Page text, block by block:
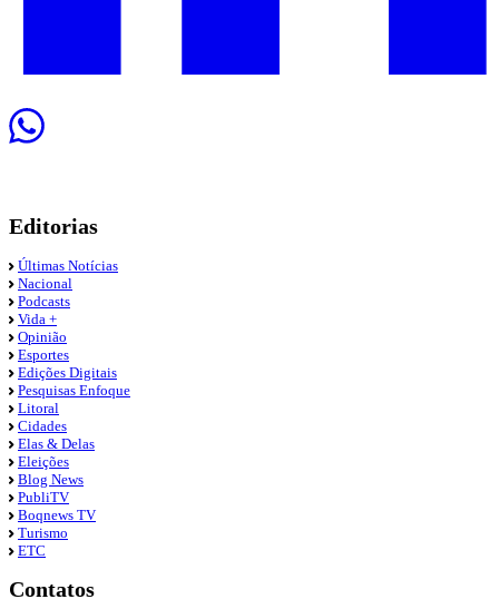
Editorias
Últimas Notícias
Nacional
Podcasts
Vida +
Opinião
Esportes
Edições Digitais
Pesquisas Enfoque
Litoral
Cidades
Elas & Delas
Eleições
Blog News
PubliTV
Boqnews TV
Turismo
ETC
Contatos